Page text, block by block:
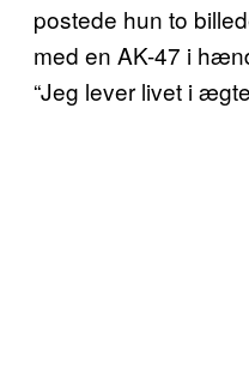
postede hun to
med en AK-47 i
“Jeg lever livet i